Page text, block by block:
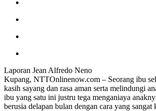
Laporan Jean Alfredo Neno
Kupang, NTTOnlinenow.com – Seorang ibu
kasih sayang dan rasa aman serta melindungi
ibu yang satu ini justru tega menganiaya
berusia delapan bulan dengan cara yang sangat